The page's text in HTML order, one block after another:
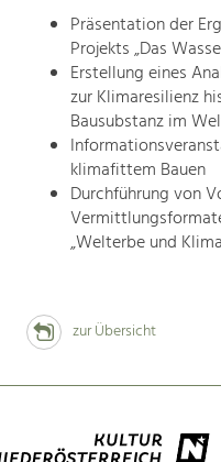
Präsentation der
Projekts „Das
Erstellung eines
zur Klimaresilienz
Bausubstanz im
klimafittem Bauen
Durchführung von
„Welterbe und
zur Übersicht